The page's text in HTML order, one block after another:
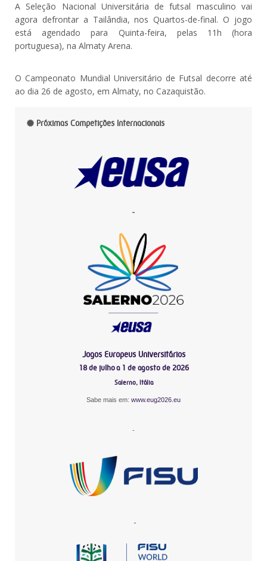
A Seleção Nacional Universitária de futsal masculino vai
agora defrontar a Tailândia, nos Quartos-de-final. O jogo
está agendado para Quinta-feira, pelas 11h (hora
portuguesa), na Almaty Arena.
O Campeonato Mundial Universitário de Futsal decorre até
ao dia 26 de agosto, em Almaty, no Cazaquistão.
Próximas Competições Internacionais
-
Jogos Europeus Universitários
18 de julho a 1 de agosto de 2026
Salerno, Itália
Sabe mais em: www.eug2026.eu
-
-